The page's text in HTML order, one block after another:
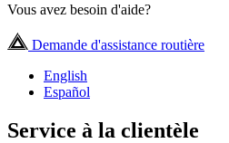
Vous avez besoin d'aide?
Demande d'assistance routière
English
Español
Service à la clientèle